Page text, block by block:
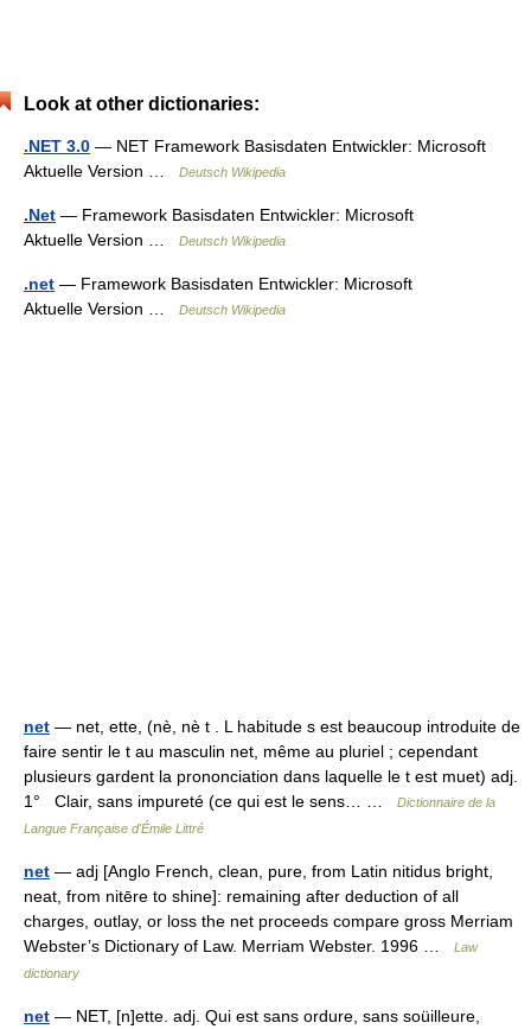
Look at other dictionaries:
.NET 3.0 — NET Framework Basisdaten Entwickler: Microsoft
Aktuelle Version …
Deutsch Wikipedia
.Net — Framework Basisdaten Entwickler: Microsoft
Aktuelle Version …
Deutsch Wikipedia
.net — Framework Basisdaten Entwickler: Microsoft
Aktuelle Version …
Deutsch Wikipedia
net — net, ette, (nè, nè t . L habitude s est beaucoup introduite de
faire sentir le t au masculin net, même au pluriel ; cependant
plusieurs gardent la prononciation dans laquelle le t est muet) adj.
1° Clair, sans impureté (ce qui est le sens… …
Dictionnaire de la
Langue Française d'Émile Littré
net — adj [Anglo French, clean, pure, from Latin nitidus bright,
neat, from nitēre to shine]: remaining after deduction of all
charges, outlay, or loss the net proceeds compare gross Merriam
Webster’s Dictionary of Law. Merriam Webster. 1996 …
Law
dictionary
net — NET, [n]ette. adj. Qui est sans ordure, sans soüilleure,